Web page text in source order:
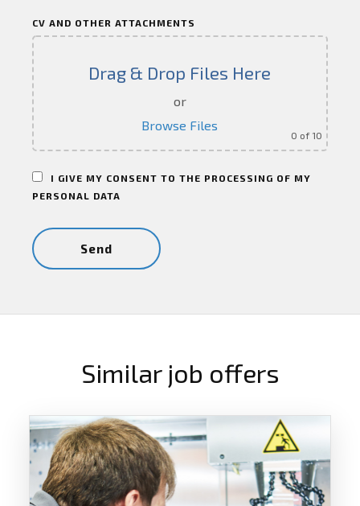
CV AND OTHER ATTACHMENTS
Drag & Drop Files Here
or
Browse Files
0 of 10
I GIVE MY CONSENT TO THE PROCESSING OF MY
PERSONAL DATA
Similar job offers